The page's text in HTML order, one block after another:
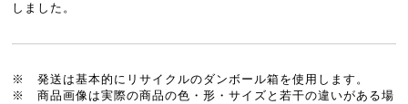
しました。
※ 発送は基本的にリサイクルのダンボール箱を使用します。
※ 商品画像は実際の商品の色・形・サイズと若干の違いがある場